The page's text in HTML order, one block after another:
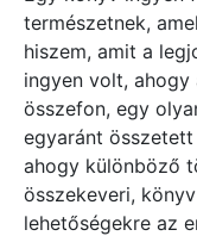
természetnek,
hiszem, amit a
ingyen volt,
összefon, egy
egyaránt
ahogy különböző
összekeveri,
lehetőségekre az